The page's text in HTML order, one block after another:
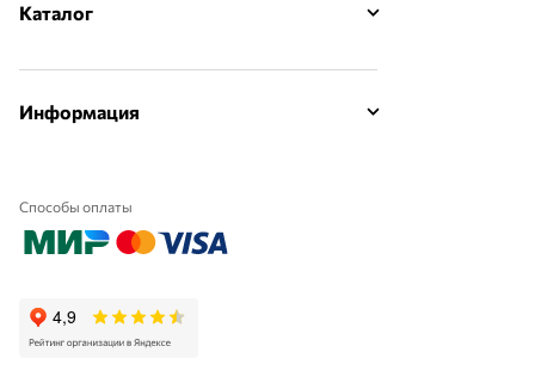
Каталог
Информация
Способы оплаты